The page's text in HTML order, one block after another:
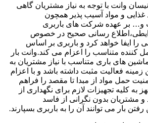
وانت با توجه به نیاز مشتریان گاهی
و مواد آسیب پذیر همچون
و… بر عهده شرکت های باربری
رسانی صحیح در خصوص
را ایفا خواهد کرد و باربری بر اساس
کننده متناسب را اعزام می کند.وانت بار
ماشین های باری متناسب با نیاز مشتریان به
زمینه فعالیت مثبت داشته باشد و با اعزام
حمل مواد از مبدا تا مقصد را فراهم
به کلیه تجهیزات لازم برای نگهداری از
و مشتریان بدون نگرانی از فاسد
بار می توانند آن را به باربری بسپارند.